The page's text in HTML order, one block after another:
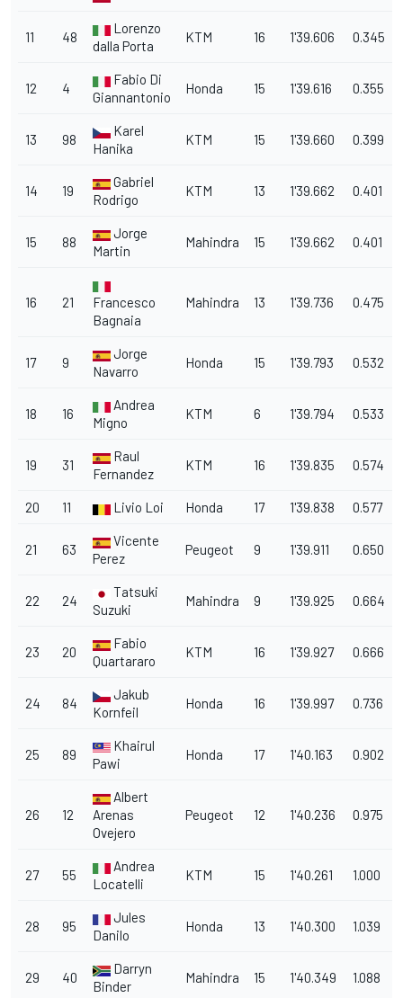
11 48
Lorenzo
dalla Porta
KTM 16 1'39.606 0.345
12 4
Fabio Di
Giannantonio
Honda 15 1'39.616 0.355
13 98
Karel
Hanika
KTM 15 1'39.660 0.399
14 19
Gabriel
Rodrigo
KTM 13 1'39.662 0.401
15 88
Jorge
Martin
Mahindra 15 1'39.662 0.401
16 21
Francesco
Bagnaia
Mahindra 13 1'39.736 0.475
17 9
Jorge
Navarro
Honda 15 1'39.793 0.532
18 16
Andrea
Migno
KTM 6 1'39.794 0.533
19 31
Raul
Fernandez
KTM 16 1'39.835 0.574
20 11 Livio Loi Honda 17 1'39.838 0.577
21 63
Vicente
Perez
Peugeot 9 1'39.911 0.650
22 24
Tatsuki
Suzuki
Mahindra 9 1'39.925 0.664
23 20
Fabio
Quartararo
KTM 16 1'39.927 0.666
24 84
Jakub
Kornfeil
Honda 16 1'39.997 0.736
25 89
Khairul
Pawi
Honda 17 1'40.163 0.902
26 12
Albert
Arenas
Ovejero
Peugeot 12 1'40.236 0.975
27 55
Andrea
Locatelli
KTM 15 1'40.261 1.000
28 95
Jules
Danilo
Honda 13 1'40.300 1.039
29 40
Darryn
Binder
Mahindra 15 1'40.349 1.088